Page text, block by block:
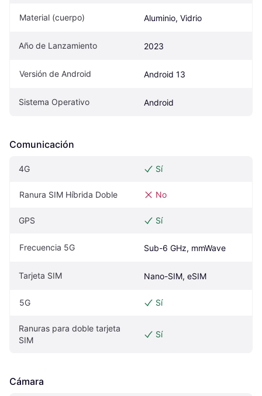
Material (cuerpo) Aluminio, Vidrio
Año de Lanzamiento 2023
Versión de Android Android 13
Sistema Operativo Android
Comunicación
4G Sí
Ranura SIM Híbrida Doble No
GPS Sí
Frecuencia 5G Sub-6 GHz, mmWave
Tarjeta SIM Nano-SIM, eSIM
5G Sí
Ranuras para doble tarjeta
SIM
Sí
Cámara